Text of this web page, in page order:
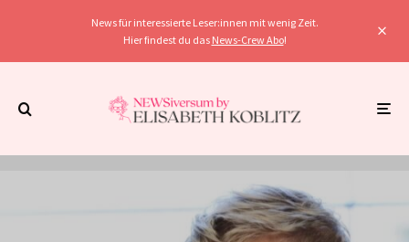
News für interessierte Leser:innen mit wenig Zeit.
Hier findest du das News-Crew Abo!